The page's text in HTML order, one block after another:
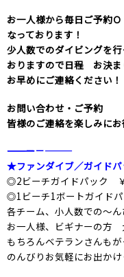
お一人様から毎日ご予約Ｏ
なっております！
少人数でのダイビングを行
おりますので日程 お決ま
お早めにご連絡ください！
お問い合わせ・ご予約
皆様のご連絡を楽しみに
――――――――――――――――――――－－―――
★ファンダイブ／ガイドパ
◎2ビーチガイドパック
◎1ビーチ1ボートガイド
各チーム、小人数での～ん
お一人様、ビギナーの方
もちろんベテランさんもが
のんびりお気軽にお出かけ